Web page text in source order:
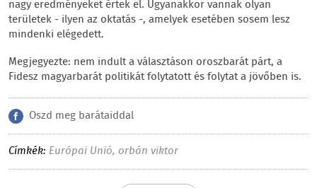
nagy eredményeket értek el. Ugyanakkor vannak olyan
területek - ilyen az oktatás -, amelyek esetében sosem lesz
mindenki elégedett.
Megjegyezte: nem indult a választáson oroszbarát párt, a
Fidesz magyarbarát politikát folytatott és folytat a jövőben is.
Oszd meg barátaiddal
Címkék: Európai Unió, orbán viktor